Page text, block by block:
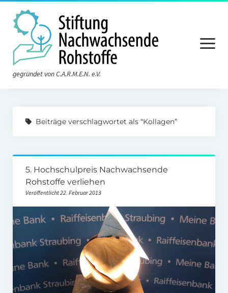
gegründet von C.A.R.M.E.N. e.V.
Menü
öffnen
Die Stiftung
Der Vorstand
Der Stiftungsrat
Unterstützen Sie uns
Beiträge verschlagwortet als “Kollagen”
5. Hochschulpreis Nachwachsende
Rohstoffe verliehen
Veröffentlicht 22. Februar 2013